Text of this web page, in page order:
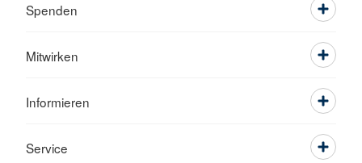
Spenden
Mitwirken
Informieren
Service